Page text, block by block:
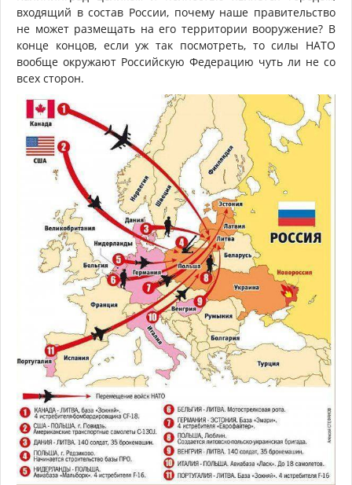
входящий в состав России, почему наше правительство
не может размещать на его территории вооружение? В
конце концов, если уж так посмотреть, то силы НАТО
вообще окружают Российскую Федерацию чуть ли не со
всех сторон.